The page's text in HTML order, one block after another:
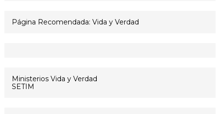
Página Recomendada: Vida y Verdad
Ministerios Vida y Verdad
SETIM